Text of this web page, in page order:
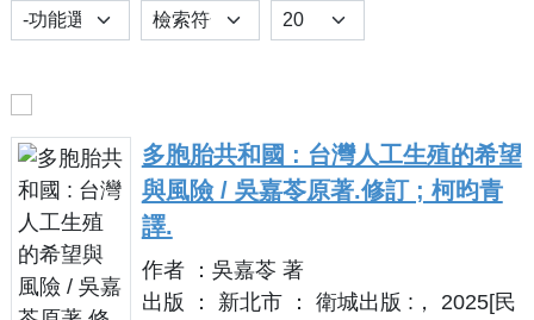
功能選項 排序 Results per page
多胞胎共和國 : 台灣人工生殖的希望
與風險 / 吳嘉苓原著.修訂 ; 柯昀青
譯.
作者 ：吳嘉苓 著
出版 ： 新北市 ： 衛城出版 :， 2025[民